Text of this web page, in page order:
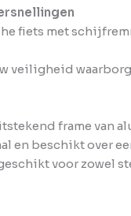
fiets met
veiligheid
frame van
en beschikt over
voor zowel